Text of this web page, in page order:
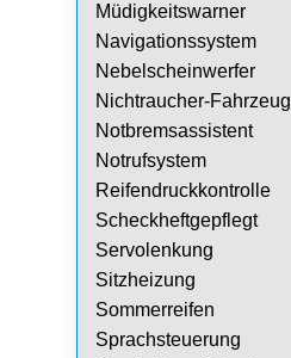
Müdigkeitswarner
Navigationssystem
Nebelscheinwerfer
Nichtraucher-Fahrzeug
Notbremsassistent
Notrufsystem
Reifendruckkontrolle
Scheckheftgepflegt
Servolenkung
Sitzheizung
Sommerreifen
Sprachsteuerung